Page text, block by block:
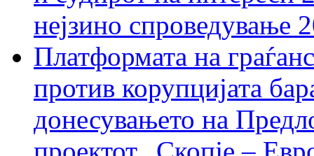
нејзино спроведување
Платформата на
против корупцијата
донесувањето на